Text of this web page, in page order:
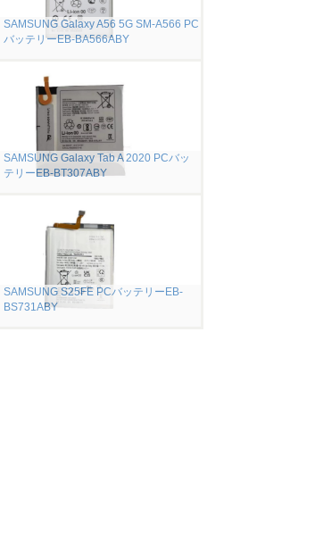
SAMSUNG Galaxy A56 5G SM-A566 PC
バッテリーEB-BA566ABY
SAMSUNG Galaxy Tab A 2020 PCバッ
テリーEB-BT307ABY
SAMSUNG S25FE PCバッテリーEB-
BS731ABY